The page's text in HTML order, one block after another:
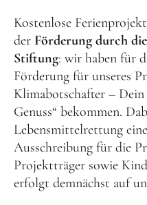
Kostenlose
der Förderung durch
Stiftung: wir haben für
Förderung für unseres
Klimabotschafter –
Genuss“ bekommen.
Lebensmittelrettung
Ausschreibung für die
Projektträger sowie
erfolgt demnächst auf